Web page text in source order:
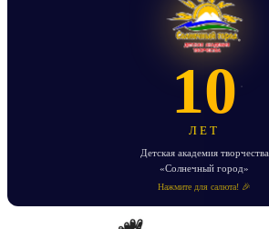
10
ЛЕТ
Детская академия творчества
«Солнечный город»
Нажмите для салюта! 🎉